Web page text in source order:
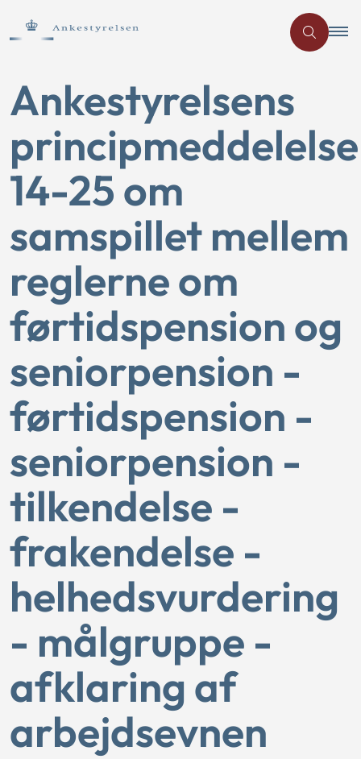
Ankestyrelsens
principmeddelelse
14-25 om
samspillet mellem
reglerne om
førtidspension og
seniorpension -
førtidspension -
seniorpension -
tilkendelse -
frakendelse -
helhedsvurdering
- målgruppe -
afklaring af
arbejdsevnen